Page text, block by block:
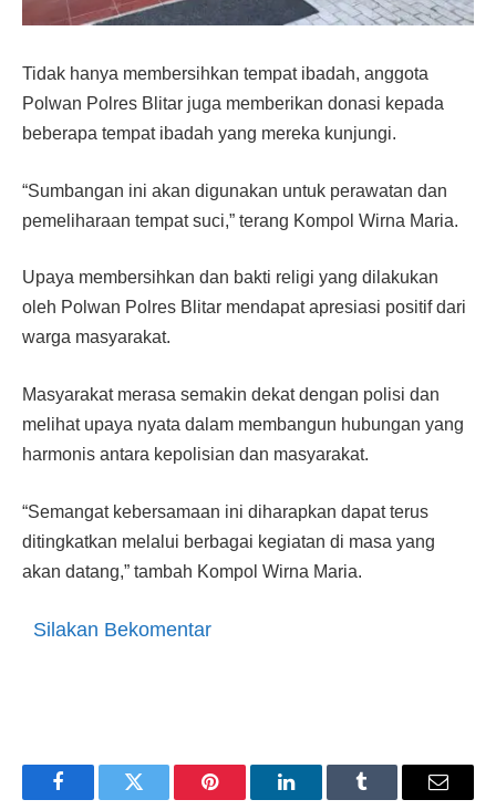
Tidak hanya membersihkan tempat ibadah, anggota
Polwan Polres Blitar juga memberikan donasi kepada
beberapa tempat ibadah yang mereka kunjungi.
“Sumbangan ini akan digunakan untuk perawatan dan
pemeliharaan tempat suci,” terang Kompol Wirna Maria.
Upaya membersihkan dan bakti religi yang dilakukan
oleh Polwan Polres Blitar mendapat apresiasi positif dari
warga masyarakat.
Masyarakat merasa semakin dekat dengan polisi dan
melihat upaya nyata dalam membangun hubungan yang
harmonis antara kepolisian dan masyarakat.
“Semangat kebersamaan ini diharapkan dapat terus
ditingkatkan melalui berbagai kegiatan di masa yang
akan datang,” tambah Kompol Wirna Maria.
Silakan Bekomentar
FacebookTwitter Pinterest LinkedInTumblr Email